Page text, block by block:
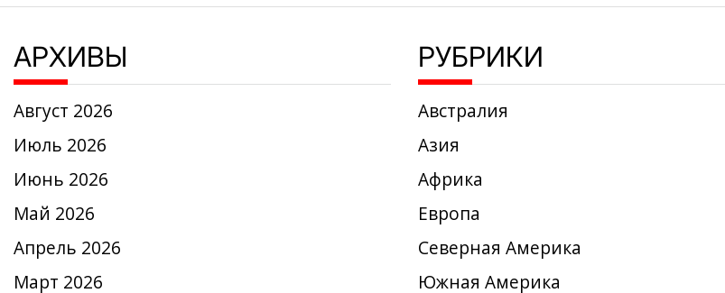
АРХИВЫ
Август 2026
Июль 2026
Июнь 2026
Май 2026
Апрель 2026
Март 2026
РУБРИКИ
Австралия
Азия
Африка
Европа
Северная Америка
Южная Америка